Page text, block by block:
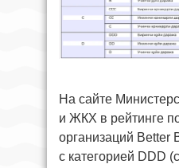
На сайте
и ЖКХ в рейтинге
организаций Better
с категорией DDD